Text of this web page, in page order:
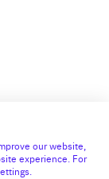
aussi
our website,
experience. For